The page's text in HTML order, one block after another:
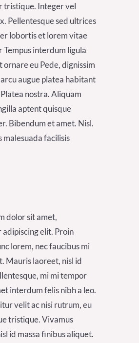
tristique. Integer vel
Pellentesque sed ultrices
lobortis et lorem vitae
Tempus interdum ligula
ornare eu Pede, dignissim
augue platea habitant
nostra. Aliquam
aptent quisque
Bibendum et amet. Nisl.
malesuada facilisis
dolor sit amet,
elit. Proin
lorem, nec faucibus mi
Mauris laoreet, nisl id
mi mi tempor
interdum felis nibh a leo.
velit ac nisi rutrum, eu
tristique. Vivamus
id massa finibus aliquet.